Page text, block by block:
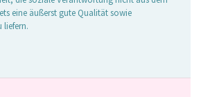
eine äußerst gute Qualität sowie
liefern.